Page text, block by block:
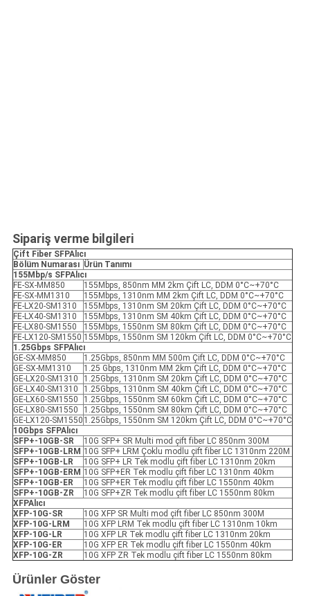
Sipariş verme bilgileri
Çift Fiber SFPAlıcı
Bölüm Numarası Ürün Tanımı
155Mbp/s SFPAlıcı
FE-SX-MM850
155Mbps, 850nm MM 2km Çift LC, DDM 0°C~+70°C
FE-SX-MM1310
155Mbps, 1310nm MM 2km Çift LC, DDM 0°C~+70°C
FE-LX20-SM1310
155Mbps, 1310nm SM 20km Çift LC, DDM 0°C~+70°C
FE-LX40-SM1310
155Mbps, 1310nm SM 40km Çift LC, DDM 0°C~+70°C
FE-LX80-SM1550
155Mbps, 1550nm SM 80km Çift LC, DDM 0°C~+70°C
FE-LX120-SM1550 155Mbps, 1550nm SM 120km Çift LC, DDM 0°C~+70°C
1.25Gbps SFPAlıcı
GE-SX-MM850
1.25Gbps, 850nm MM 500m Çift LC, DDM 0°C~+70°C
GE-SX-MM1310
1.25 Gbps, 1310nm MM 2km Çift LC, DDM 0°C~+70°C
GE-LX20-SM1310
1.25Gbps, 1310nm SM 20km Çift LC, DDM 0°C~+70°C
GE-LX40-SM1310
1.25Gbps, 1310nm SM 40km Çift LC, DDM 0°C~+70°C
GE-LX60-SM1550
1.25Gbps, 1550nm SM 60km Çift LC, DDM 0°C~+70°C
GE-LX80-SM1550
1.25Gbps, 1550nm SM 80km Çift LC, DDM 0°C~+70°C
GE-LX120-SM1550 1.25Gbps, 1550nm SM 120km Çift LC, DDM 0°C~+70°C
10Gbps SFPAlıcı
SFP+-10GB-SR
10G SFP+ SR Multi mod çift fiber LC 850nm 300M
SFP+-10GB-LRM 10G SFP+ LRM Çoklu modlu çift fiber LC 1310nm 220M
SFP+-10GB-LR
10G SFP+ LR Tek modlu çift fiber LC 1310nm 20km
SFP+-10GB-ER M 10G SFP+ER Tek modlu çift fiber LC 1310nm 40km
SFP+-10GB-ER
10G SFP+ER Tek modlu çift fiber LC 1550nm 40km
SFP+-10GB-ZR
10G SFP+ZR Tek modlu çift fiber LC 1550nm 80km
XFPAlıcı
XFP-10G-SR
10G XFP SR Multi mod çift fiber LC 850nm 300M
XFP-10G-LRM
10G XFP LRM Tek modlu çift fiber LC 1310nm 10km
XFP-10G-LR
10G XFP LR Tek modlu çift fiber LC 1310nm 20km
XFP-10G-ER
10G XFP ER Tek modlu çift fiber LC 1550nm 40km
XFP-10G-ZR 10G XFP ZR Tek modlu çift fiber LC 1550nm 80km
Ürünler Göster